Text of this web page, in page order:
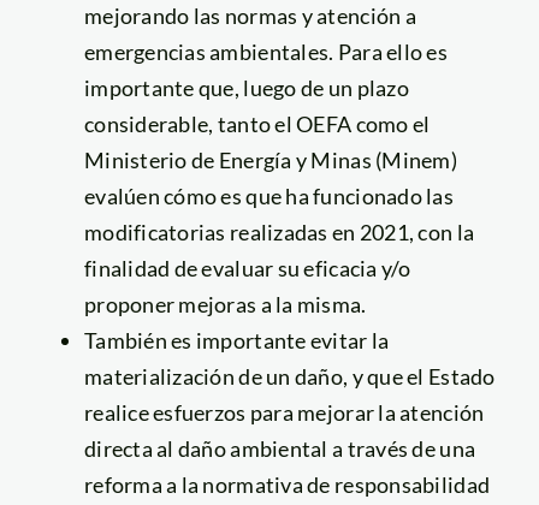
mejorando las normas y atención a
emergencias ambientales. Para ello es
importante que, luego de un plazo
considerable, tanto el OEFA como el
Ministerio de Energía y Minas (Minem)
evalúen cómo es que ha funcionado las
modificatorias realizadas en 2021, con la
finalidad de evaluar su eficacia y/o
proponer mejoras a la misma.
También es importante evitar la
materialización de un daño, y que el Estado
realice esfuerzos para mejorar la atención
directa al daño ambiental a través de una
reforma a la normativa de responsabilidad